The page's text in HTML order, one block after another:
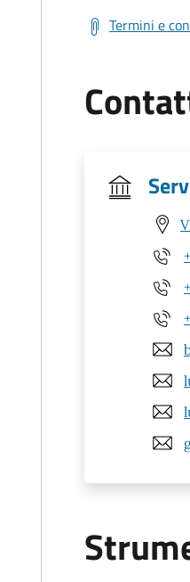
Termini e